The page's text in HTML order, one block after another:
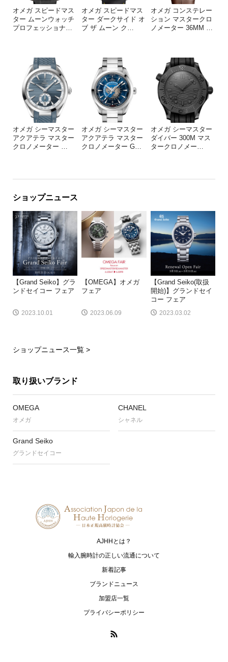
オメガ スピードマス
ター ムーンウォッチ
プロフェッショナ…
オメガ スピードマス
ター ダークサイド オ
ブ ザ ムーン ク …
オメガ コンステレー
ション マスタークロ
ノメーター 36MM …
オメガ シーマスター
アクアテラ マスター
クロノメーター
オメガ シーマスター
アクアテラ マスター
クロノメーター G
オメガ シーマスター
ダイバー 300M マス
タークロノメー
ショップニュース
【Grand Seiko】グラ
ンドセイコー フェア
2023.10.01
【OMEGA】オメガ
フェア
2023.06.09
【Grand Seiko(取扱
開始)】グランドセイ
コー フェア
2023.03.02
ショップニュース一覧 >
取り扱いブランド
OMEGA
オメガ
CHANEL
シャネル
Grand Seiko
グランドセイコー
AJHHとは？
輸入腕時計の正しい流通について
新着記事
ブランドニュース
加盟店一覧
プライバシーポリシー